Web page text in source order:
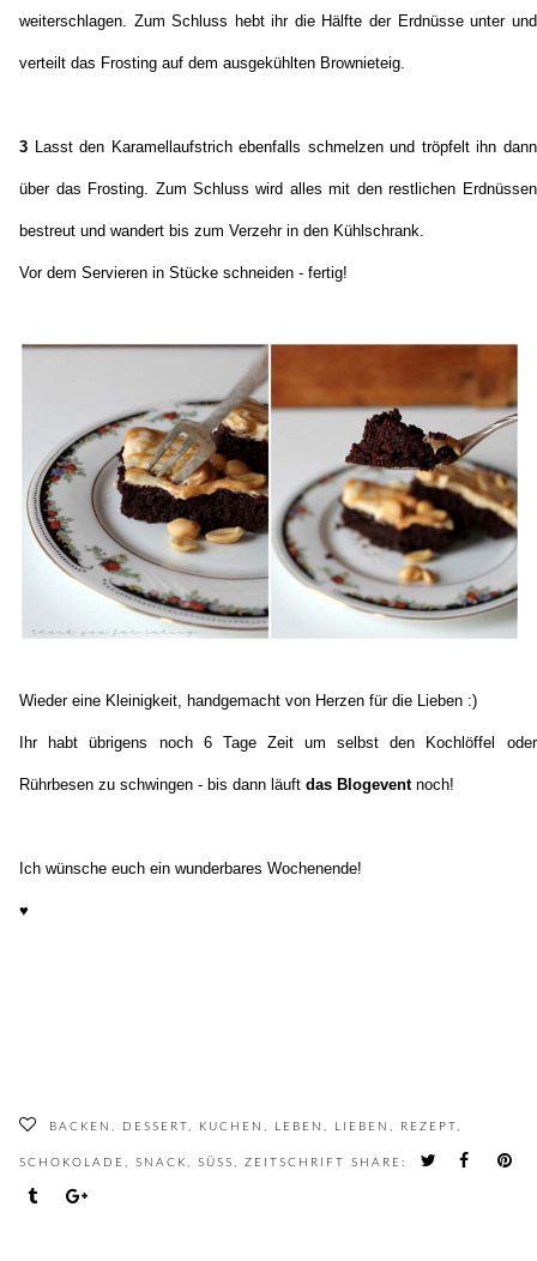
weiterschlagen. Zum Schluss hebt ihr die Hälfte der Erdnüsse unter und
verteilt das Frosting auf dem ausgekühlten Brownieteig.
3 Lasst den Karamellaufstrich ebenfalls schmelzen und tröpfelt ihn dann
über das Frosting. Zum Schluss wird alles mit den restlichen Erdnüssen
bestreut und wandert bis zum Verzehr in den Kühlschrank.
Vor dem Servieren in Stücke schneiden - fertig!
Wieder eine Kleinigkeit, handgemacht von Herzen für die Lieben :)
Ihr habt übrigens noch 6 Tage Zeit um selbst den Kochlöffel oder
Rührbesen zu schwingen - bis dann läuftdas Blogeventnoch!
Ich wünsche euch ein wunderbares Wochenende!
♥
BACKEN DESSERT KUCHEN LEBEN LIEBEN REZEPT
SCHOKOLADE SNACK SÜSS ZEITSCHRIFT SHARE: